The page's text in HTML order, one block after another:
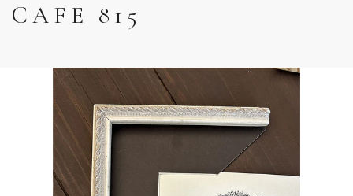
CAFE 815